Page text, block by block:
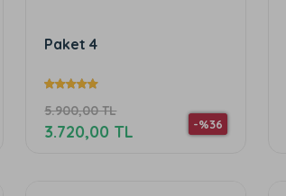
Paket 4
5.900,00 TL
-%36
3.720,00 TL